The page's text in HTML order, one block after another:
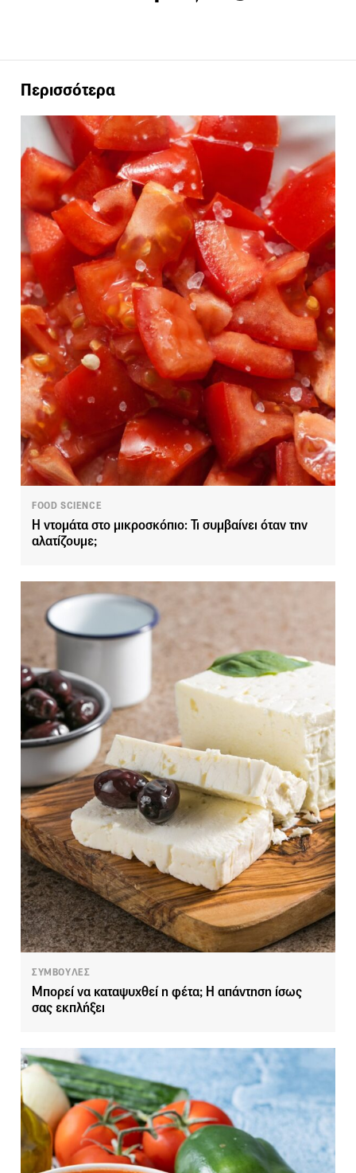
Περισσότερα
FOOD SCIENCE
Η ντομάτα στο μικροσκόπιο: Τι συμβαίνει όταν την
αλατίζουμε;
ΣΥΜΒΟΥΛΕΣ
Μπορεί να καταψυχθεί η φέτα; Η απάντηση ίσως
σας εκπλήξει